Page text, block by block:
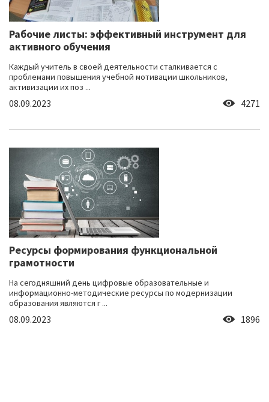
Рабочие листы: эффективный инструмент для
активного обучения
Каждый учитель в своей деятельности сталкивается с
проблемами повышения учебной мотивации школьников,
активизации их поз ...
08.09.2023 4271
Ресурсы формирования функциональной
грамотности
На сегодняшний день цифровые образовательные и
информационно-методические ресурсы по модернизации
образования являются г ...
08.09.2023 1896